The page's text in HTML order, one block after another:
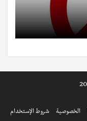
الخصوصية شروط الإستخدام